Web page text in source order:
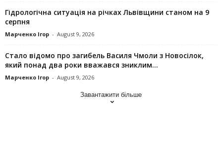
Гідрологічна ситуація на річках Львівщини станом на 9
серпня
Марченко Ігор - August 9, 2026
Стало відомо про загибель Василя Чмоли з Новосілок,
який понад два роки вважався зниклим...
Марченко Ігор - August 9, 2026
Завантажити більше